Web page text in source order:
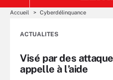
Accueil Cyberdélinquance
ACTUALITES
Visé par des
appelle à l’aide